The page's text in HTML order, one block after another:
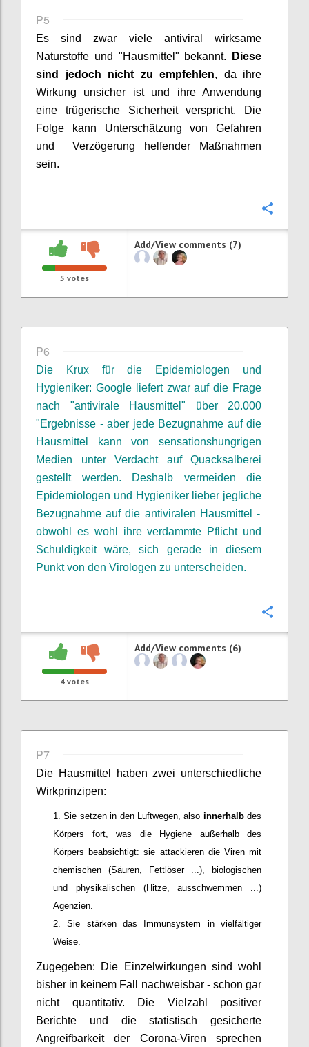
P5
Es sind zwar viele antiviral wirksame
Naturstoffe und "Hausmittel" bekannt.
Diese
sind jedoch nicht zu empfehlen, da ihre
Wirkung unsicher ist und ihre Anwendung
eine trügerische Sicherheit verspricht. Die
Folge kann Unterschätzung von Gefahren
und Verzögerung helfender Maßnahmen
sein.
5 votes
Add/View comments (7)
P6
Die Kruxfür die Epidemiologen und
Hygieniker: Google liefert zwar auf die Frage
nach "antivirale Hausmittel" über 20.000
"Ergebnisse - aber jede Bezugnahme auf die
Hausmittel kann von sensationshungrigen
Medien unter Verdacht auf Quacksalberei
gestellt werden. Deshalb vermeiden die
Epidemiologen und Hygieniker lieber jegliche
Bezugnahme auf die antiviralen Hausmittel -
obwohl es wohl
ihre verdammte Pflicht und
Schuldigkeitwäre, sich gerade in diesem
Punkt von den Virologen zu unterscheiden.
4 votes
Add/View comments (6)
P7
Die Hausmittel haben zwei unterschiedliche
Wirkprinzipen:
Sie setzenin den Luftwegen, also innerhalb des
Körpers fort, was die Hygiene außerhalb des
Körpers beabsichtigt: sie attackieren die Viren mit
chemischen (Säuren, Fettlöser ...), biologischen
und physikalischen (Hitze, ausschwemmen ...)
Agenzien.
Sie stärken das Immunsystem in vielfältiger
Weise.
Zugegeben: Die Einzelwirkungen sind wohl
bisher in keinem Fall nachweisbar - schon gar
nicht quantitativ. Die Vielzahl positiver
Berichte und die statistisch gesicherte
Angreifbarkeit der Corona-Viren sprechen